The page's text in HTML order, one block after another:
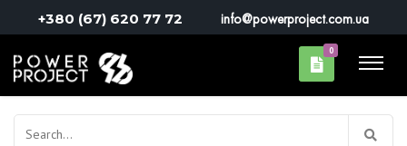
+380 (67) 620 77 72 info@powerproject.com.ua
0
Пошук: